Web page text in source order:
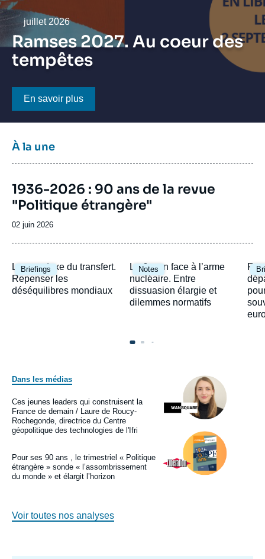
Nous soutenir
Date
juillet 2026
Ramses 2027. Au coeur des
tempêtes
Bouton CTA
En savoir plus
Titre
bloc
la
une
À la une
Image
de
couverture
la
1936-2026 : 90 ans de la revue
"Politique étrangère"
Date
02 juin 2026
Briefings
Image
principale
Le paradoxe du transfert.
Repenser les
déséquilibres mondiaux
Notes
Image
principale
Le Japon face à l’arme
nucléaire. Entre
dissuasion élargie et
dilemmes normatifs
Dans les médias
Logo
Image
principale
médiatique
Ces jeunes leaders qui construisent la
France de demain / Laure de Roucy-
Rochegonde, directrice du Centre
géopolitique des technologies de l'Ifri
Logo
Image
principale
médiatique
Pour ses 90 ans , le trimestriel « Politique
étrangère » sonde « l’assombrissement
du monde » et élargit l’horizon
Voir toutes nos analyses